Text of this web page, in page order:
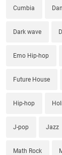
Cumbia
Dark wave
Emo Hip-hop
Future House
Hip-hop
J-pop Jazz
Math Rock